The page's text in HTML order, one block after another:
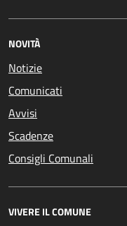
NOVITÀ
Notizie
Comunicati
Avvisi
Scadenze
Consigli Comunali
VIVERE IL COMUNE